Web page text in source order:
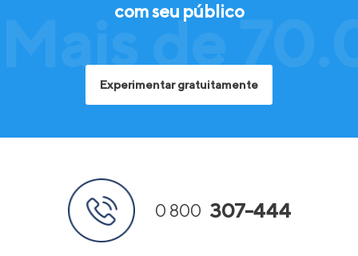
Mais de
com seu público
Experimentar gratuitamente
0 800 307-444